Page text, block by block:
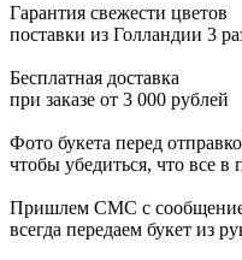
Гарантия свежести цветов
поставки из Голландии 3
Бесплатная доставка
при заказе от 3 000 рублей
Фото букета перед
чтобы убедиться, что все в
Пришлем СМС с
всегда передаем букет из